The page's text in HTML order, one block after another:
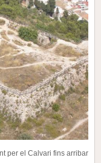
per el Calvari fins arribar